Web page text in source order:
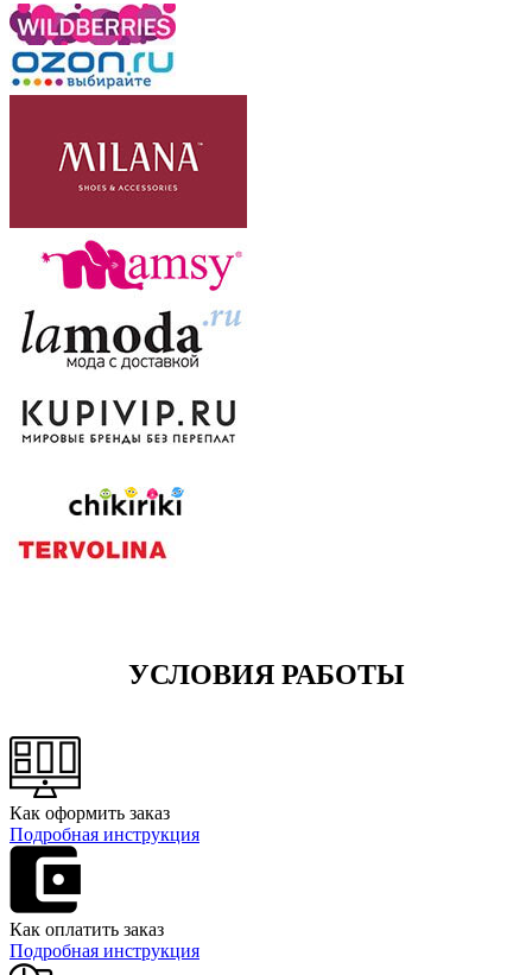
УСЛОВИЯ РАБОТЫ
Как оформить заказ
Подробная инструкция
Как оплатить заказ
Подробная инструкция